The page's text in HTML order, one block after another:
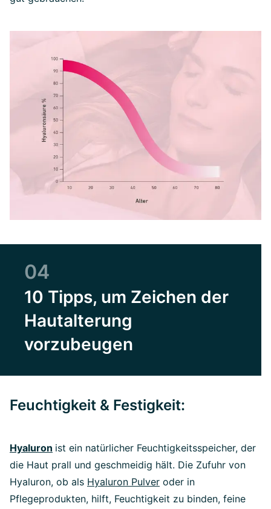
04
10 Tipps, um Zeichen der
Hautalterung
vorzubeugen
Feuchtigkeit & Festigkeit:
Hyaluron ist ein natürlicher Feuchtigkeitsspeicher, der
die Haut prall und geschmeidig hält. Die Zufuhr von
Hyaluron, ob als Hyaluron Pulver oder in
Pflegeprodukten, hilft, Feuchtigkeit zu binden, feine